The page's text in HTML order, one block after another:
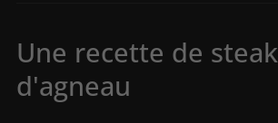
Une recette de steak
d'agneau